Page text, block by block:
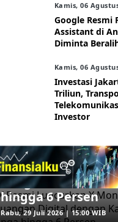
Kamis, 06
Google Resmi
Assistant di
Diminta
Kamis, 06
Investasi
Triliun,
Investor
X Resmi Luncurkan
Aplikasi
dengan Kartu Visa
hingga 6 Persen
Rabu, 29 Juli 2026 | 15:00 WIB